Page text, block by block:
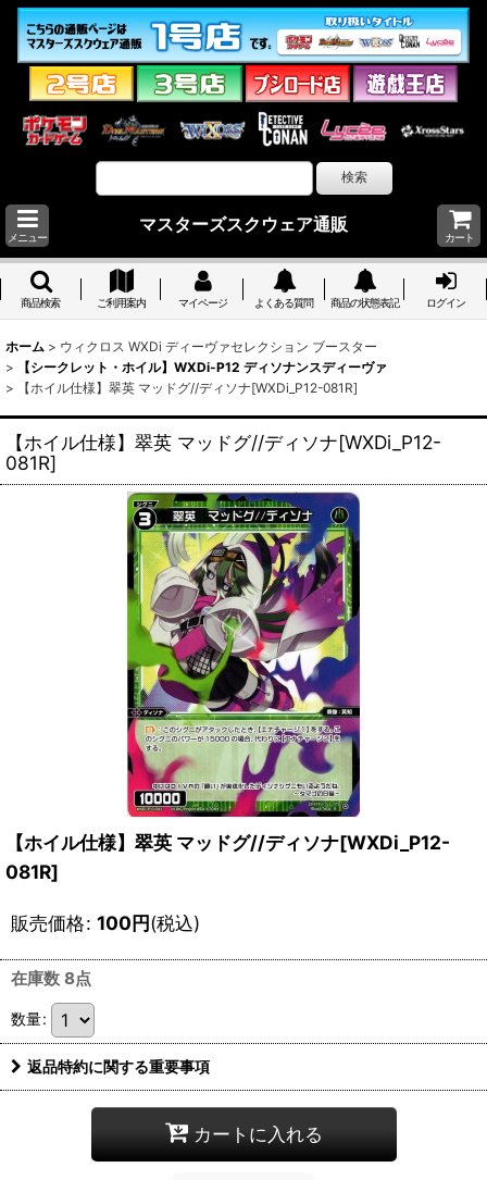
メニュー
マスターズスクウェア通販
カート
商品検索 ご利用案内 マイページ よくある質問 商品の状態表記 ログイン
ホーム > ウィクロス WXDi ディーヴァセレクション ブースター
>
【シークレット・ホイル】WXDi-P12 ディソナンスディーヴァ
>
【ホイル仕様】翠英 マッドグ//ディソナ[WXDi_P12-081R]
【ホイル仕様】翠英 マッドグ//ディソナ[WXDi_P12-
081R]
【ホイル仕様】翠英 マッドグ//ディソナ[WXDi_P12-
081R]
販売価格: 100円(税込)
在庫数 8点
数量:
返品特約に関する重要事項
カートに入れる